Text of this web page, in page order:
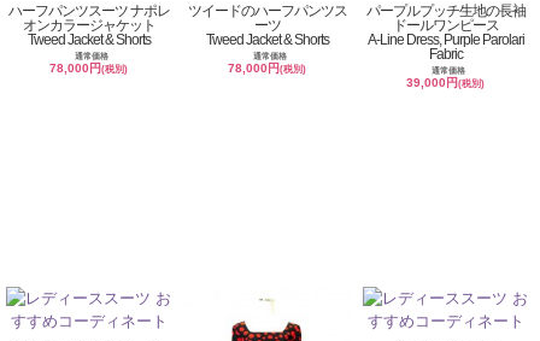
ハーフパンツスーツ ナポレ
オンカラージャケット
Tweed Jacket & Shorts
通常価格
78,000円(税別)
ツイードのハーフパンツス
ーツ
Tweed Jacket & Shorts
通常価格
78,000円(税別)
パープルプッチ生地の長袖
ドールワンピース
A-Line Dress, Purple Parolari
Fabric
通常価格
39,000円(税別)